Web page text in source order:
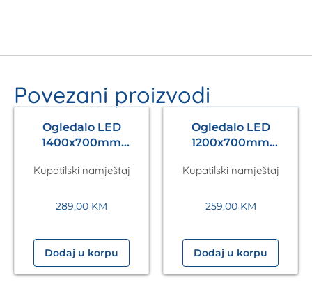
Povezani proizvodi
Ogledalo LED
1400x700mm
Kupatilski namještaj
289,00 KM
Dodaj u korpu
Ogledalo LED
1200x700mm
Kupatilski namještaj
259,00 KM
Dodaj u korpu